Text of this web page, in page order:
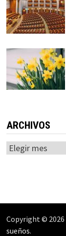
ARCHIVOS
Archivos
Copyright © 2026
sueños.